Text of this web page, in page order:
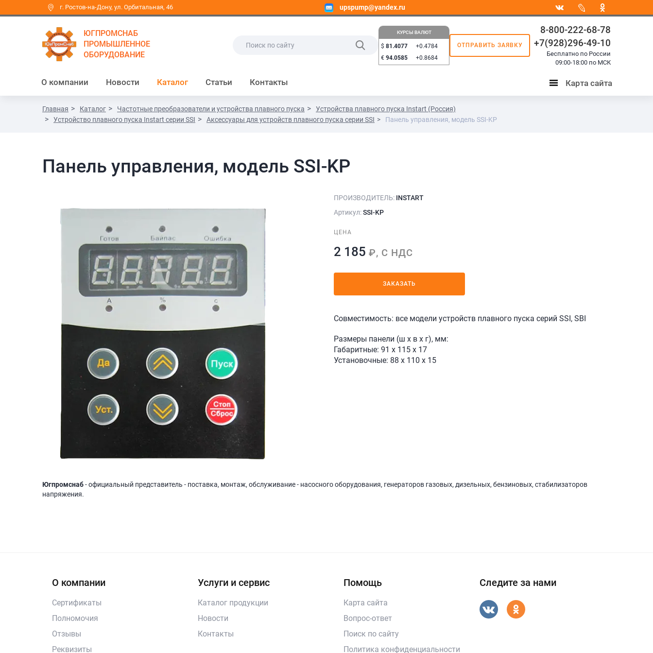
г. Ростов-на-Дону, ул. Орбитальная, 46 upspump@yandex.ru
ЮГПРОМСНАБ
ПРОМЫШЛЕННОЕ
ОБОРУДОВАНИЕ
КУРСЫ ВАЛЮТ
$ 81.4077
€ 94.0585
+0.4784
+0.8684
ОТПРАВИТЬ ЗАЯВКУ
8-800-222-68-78
+7(928)296-49-10
Бесплатно по России
09:00-18:00 по МСК
О компании Новости Каталог Статьи Контакты
Карта
сайта
Карта сайта
Главная Каталог Частотные преобразователи и устройства плавного пуска
Устройства плавного пуска Instart (Россия)
Устройство плавного пуска Instart серии SSI
Аксессуары для устройств плавного пуска серии SSI Панель управления, модель SSI-KP
Панель управления, модель SSI-KP
ПРОИЗВОДИТЕЛЬ: INSTART
Артикул:SSI-KP
ЦЕНА
2 185 ₽, С НДС
ЗАКАЗАТЬ
Совместимость: все модели устройств плавного пуска серий SSI, SBI
Размеры панели (ш х в х г), мм:
Габаритные: 91 х 115 х 17
Установочные: 88 х 110 х 15
Югпромснаб- официальный представитель - поставка, монтаж, обслуживание - насосного оборудования, генераторов газовых, дизельных, бензиновых, стабилизаторов
напряжения.
О компании
Сертификаты
Полномочия
Отзывы
Реквизиты
Услуги и сервис
Каталог продукции
Новости
Контакты
Помощь
Карта сайта
Вопрос-ответ
Поиск по сайту
Политика конфиденциальности
Следите за нами